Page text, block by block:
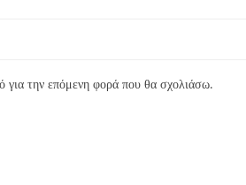
την επόμενη φορά που θα σχολιάσω.